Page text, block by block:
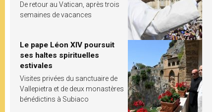
De retour au Vatican, après trois
semaines de vacances
Le pape Léon XIV poursuit
ses haltes spirituelles
estivales
Visites privées du sanctuaire de
Vallepietra et de deux monastères
bénédictins à Subiaco